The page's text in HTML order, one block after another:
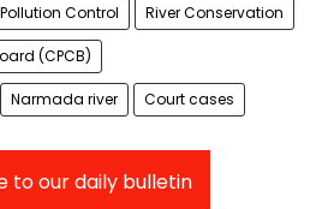
Control River Conservation
(CPCB)
Narmada river Court cases
to our daily bulletin